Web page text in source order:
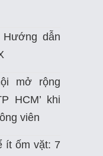
Hướng dẫn
mở rộng
HCM’ khi
viên
ít ốm vặt: 7